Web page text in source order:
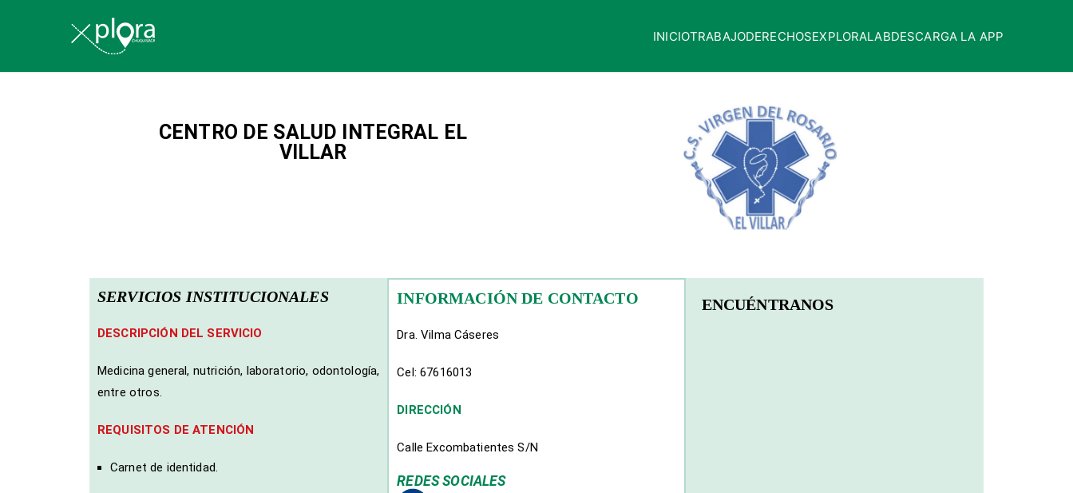
INICIOTRABAJODERECHOSEXPLORALABDESCARGA LA APP
CENTRO DE SALUD INTEGRAL EL
VILLAR
SERVICIOS INSTITUCIONALES
DESCRIPCIÓN DEL SERVICIO
Medicina general, nutrición, laboratorio, odontología,
entre otros.
REQUISITOS DE ATENCIÓN
Carnet de identidad.
INFORMACIÓN DE CONTACTO
Dra. Vilma Cáseres
Cel: 67616013
DIRECCIÓN
Calle Excombatientes S/N
REDES SOCIALES
ENCUÉNTRANOS